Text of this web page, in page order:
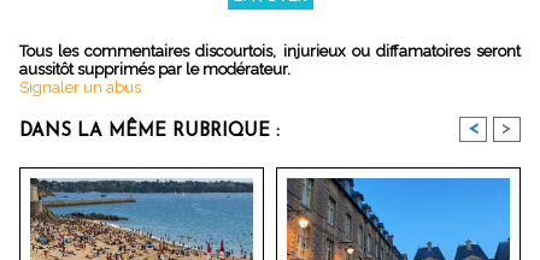
Tous les commentaires discourtois, injurieux ou diffamatoires seront
aussitôt supprimés par le modérateur.
Signaler un abus
DANS LA MÊME RUBRIQUE : < >